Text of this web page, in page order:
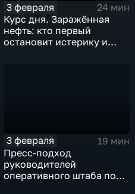
3 февраля
24 мин
Курс дня. Заражённая
нефть: кто первый
остановит истерику и
3 февраля
19 мин
Пресс-подход
руководителей
оперативного штаба по